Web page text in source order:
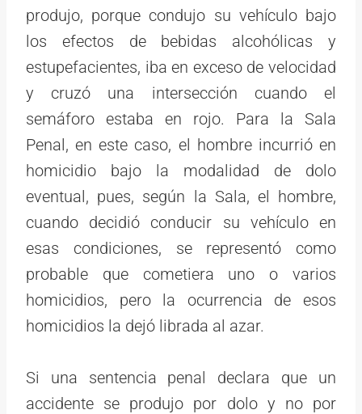
produjo, porque condujo su vehículo bajo
los efectos de bebidas alcohólicas y
estupefacientes, iba en exceso de velocidad
y cruzó una intersección cuando el
semáforo estaba en rojo. Para la Sala
Penal, en este caso, el hombre incurrió en
homicidio bajo la modalidad de dolo
eventual, pues, según la Sala, el hombre,
cuando decidió conducir su vehículo en
esas condiciones, se representó como
probable que cometiera uno o varios
homicidios, pero la ocurrencia de esos
homicidios la dejó librada al azar.
Si una sentencia penal declara que un
accidente se produjo por dolo y no por